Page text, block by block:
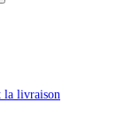
la livraison